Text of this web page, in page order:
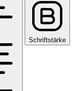
Schriftstärke